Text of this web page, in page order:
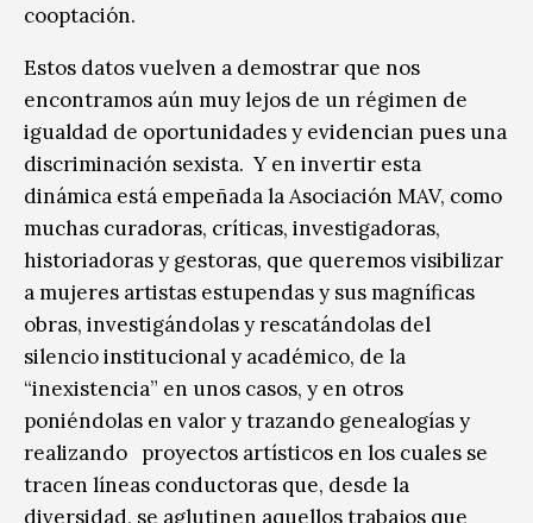
cooptación.
Estos datos vuelven a demostrar que nos
encontramos aún muy lejos de un régimen de
igualdad de oportunidades y evidencian pues una
discriminación sexista. Y en invertir esta
dinámica está empeñada la Asociación MAV, como
muchas curadoras, críticas, investigadoras,
historiadoras y gestoras, que queremos visibilizar
a mujeres artistas estupendas y sus magníficas
obras, investigándolas y rescatándolas del
silencio institucional y académico, de la
“inexistencia” en unos casos, y en otros
poniéndolas en valor y trazando genealogías y
realizando proyectos artísticos en los cuales se
tracen líneas conductoras que, desde la
diversidad, se aglutinen aquellos trabajos que